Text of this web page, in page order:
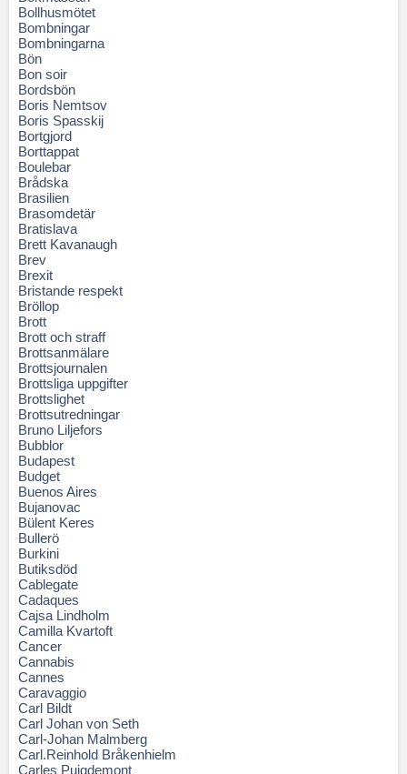
Bollhusmötet
Bombningar
Bombningarna
Bön
Bon soir
Bordsbön
Boris Nemtsov
Boris Spasskij
Bortgjord
Borttappat
Boulebar
Brådska
Brasilien
Brasomdetär
Bratislava
Brett Kavanaugh
Brev
Brexit
Bristande respekt
Bröllop
Brott
Brott och straff
Brottsanmälare
Brottsjournalen
Brottsliga uppgifter
Brottslighet
Brottsutredningar
Bruno Liljefors
Bubblor
Budapest
Budget
Buenos Aires
Bujanovac
Bülent Keres
Bullerö
Burkini
Butiksdöd
Cablegate
Cadaques
Cajsa Lindholm
Camilla Kvartoft
Cancer
Cannabis
Cannes
Caravaggio
Carl Bildt
Carl Johan von Seth
Carl-Johan Malmberg
Carl.Reinhold Bråkenhielm
Carles Puigdemont